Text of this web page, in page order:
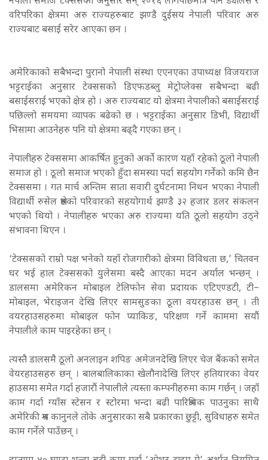
वरिपरिका क्षेत्रमा अरु राज्यहरुबाट झण्डै दुईसय नेपाली परिवार अरु
राज्यबाट बसाई सरेर आएका छन ।
अमेरिकाको सबैभन्दा पुरानो नेपाली संस्था एएनएका उपाध्यक्ष विजयराज
भट्टराईका अनुसार टेक्ससको डिएफडब्लु मेट्रोप्लेक्स सबैभन्दा बढी
बसाईसराई भएको क्षेत्र हो । अरु राज्यबाट यो क्षेत्रमा नेपालीको बसाईसराई
पछिल्लो समयमा व्यापक बढेको छ । भट्टराईका अनुसार डिभी, विद्यार्थी
भिसामा आउनेहरु पनि यो क्षेत्रमा बढ्दै गएका छन् ।
नेपालीहरु टेक्ससमा आकर्षित हुनुको अर्को कारण यहाँ रहेको ठूलो नेपाली
समाज हो । ठूलो समाज भएको हुँदा समस्या पर्दा सहयोग गर्नेको कमि छैन
टेक्ससमा । गत मार्च अन्तिम साता सवारी दुर्घटनामा निधन भएका नेपाली
विद्यार्थी रुसेल श्रेष्ठको परिवारको सहयोगार्थ झण्डै ३२ हजार डलर संकलन
भएको थियो । नेपालीहरु भएका अरु राज्यमा यति ठूलो सहयोग उठ्ने
संभावना थिएन ।
‘टेक्ससको राम्रो पक्ष भनेको यहाँ रोजगारीको क्षेत्रमा विविधता छ,’ चितवन
घर भई हाल टेक्ससको युलेसमा बस्दै आएका मदन अर्याल भन्छन् ।
डालसमा अमेरिकन मोबाइल टेलिफोन सेवा प्रदायक एटिएण्डटी, टी–
मोबाइल, भेराइजन देखि लिएर सामसुङका ठूला वयरहाउस छन् । ती
वयरहाउसहरुमा मोबाइल फोन प्याकिङ, परिक्षण गर्ने काममा सयौं
नेपालीले काम पाइरहेका छन् ।
त्यस्तै डालसमै ठूलो अनलाइन शपिङ अमेजनदेखि लिएर चेज बैंकको समेत
वेयरहाउसहरु छन् । बालबालिकाका खेलौनादेखि लिएर हतियारका वेयर
हाउसमा समेत गर्दा हजारौं नेपालीले त्यस्ता कम्पनीहरुमा काम गर्छन् । जहाँ
काम गर्दा ग्याँस स्टेसन र स्टोरमा भन्दा बढी पारिश्रमिक पाउनुका साथै
अमेरिकी श्रम कानुनले तोके अनुसारका सबै प्रकारका छुट्टी, सुविधाहरु समेत
काम गर्नेले पाउँछन् ।